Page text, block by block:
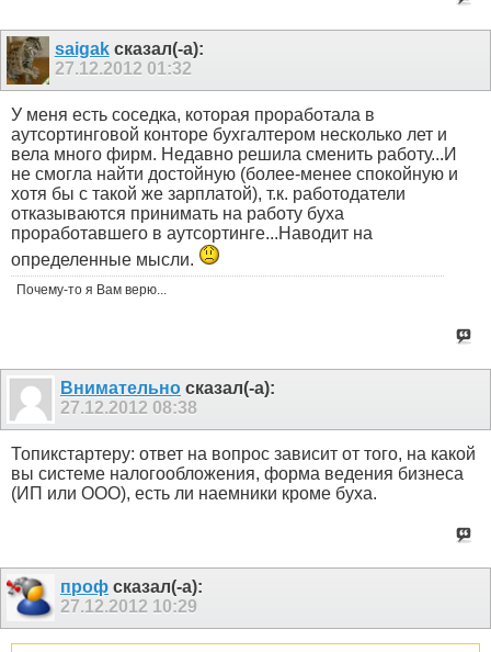
saigakсказал(-а):
27.12.2012 01:32
У меня есть соседка, которая проработала в
аутсортинговой конторе бухгалтером несколько лет и
вела много фирм. Недавно решила сменить работу...И
не смогла найти достойную (более-менее спокойную и
хотя бы с такой же зарплатой), т.к. работодатели
отказываются принимать на работу буха
проработавшего в аутсортинге...Наводит на
определенные мысли.
Почему-то я Вам верю...
Внимательно сказал(-а):
27.12.2012 08:38
Топикстартеру: ответ на вопрос зависит от того, на какой
вы системе налогообложения, форма ведения бизнеса
(ИП или ООО), есть ли наемники кроме буха.
проф сказал(-а):
27.12.2012 10:29